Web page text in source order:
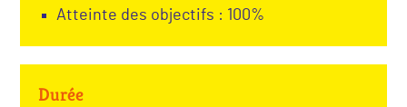
Atteinte des objectifs : 100%
Durée